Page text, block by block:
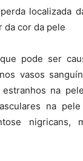
localizada
da cor da pele
pode ser
vasos
na
na
nigricans,